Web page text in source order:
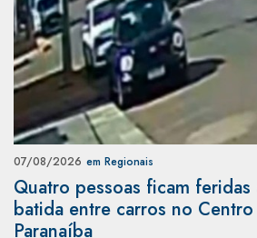
07/08/2026 em Regionais
Quatro pessoas ficam
batida entre carros no
Paranaíba